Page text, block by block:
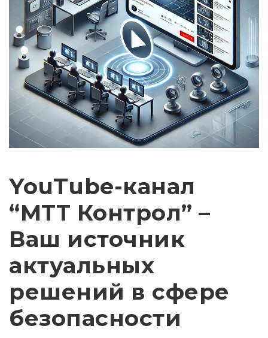
YouTube-канал
“МТТ Контрол” –
Ваш источник
актуальных
решений в сфере
безопасности